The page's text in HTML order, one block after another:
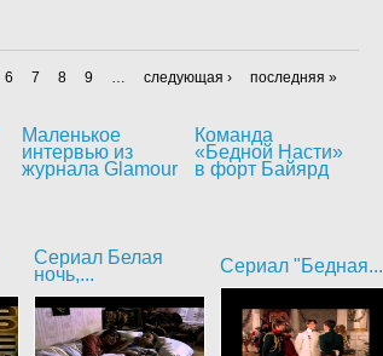
6 7 8 9 следующая › последняя »
Маленькое
интервью из
журнала Glamour
Команда
«Бедной Насти»
в форт Байярд
Сериал Белая
ночь,...
Сериал "Бедная...